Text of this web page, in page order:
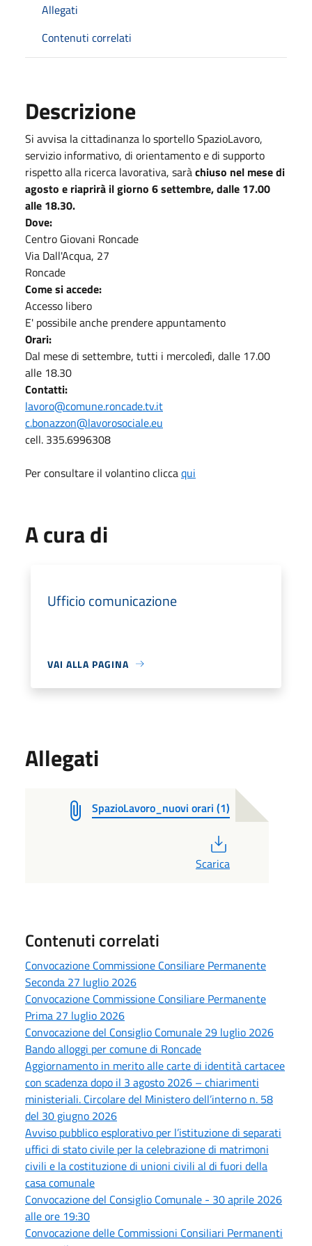
Allegati
Contenuti correlati
Descrizione
Si avvisa la cittadinanza lo sportello SpazioLavoro,
servizio informativo, di orientamento e di supporto
rispetto alla ricerca lavorativa, saràchiuso nel mese di
agosto e riaprirà il giorno 6 settembre, dalle 17.00
alle 18.30.
Dove:
Centro Giovani Roncade
Via Dall'Acqua, 27
Roncade
Come si accede:
Accesso libero
E' possibile anche prendere appuntamento
Orari:
Dal mese di settembre, tutti i mercoledì, dalle 17.00
alle 18.30
Contatti:
lavoro@comune.roncade.tv.it
c.bonazzon@lavorosociale.eu
cell. 335.6996308
Per consultare il volantino cliccaqui
A cura di
Ufficio comunicazione
VAI ALLA PAGINA
Allegati
SpazioLavoro_nuovi orari (1)
Scarica
Contenuti correlati
Convocazione Commissione Consiliare Permanente
Seconda 27 luglio 2026
Convocazione Commissione Consiliare Permanente
Prima 27 luglio 2026
Convocazione del Consiglio Comunale 29 luglio 2026
Bando alloggi per comune di Roncade
Aggiornamento in merito alle carte di identità cartacee
con scadenza dopo il 3 agosto 2026 – chiarimenti
ministeriali. Circolare del Ministero dell’interno n. 58
del 30 giugno 2026
Avviso pubblico esplorativo per l’istituzione di separati
uffici di stato civile per la celebrazione di matrimoni
civili e la costituzione di unioni civili al di fuori della
casa comunale
Convocazione del Consiglio Comunale - 30 aprile 2026
alle ore 19:30
Convocazione delle Commissioni Consiliari Permanenti